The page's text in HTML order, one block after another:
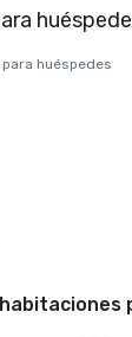
huéspedes